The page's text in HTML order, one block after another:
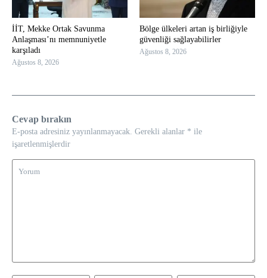
İİT, Mekke Ortak Savunma
Anlaşması’nı memnuniyetle
karşıladı
Ağustos 8, 2026
Bölge ülkeleri artan iş birliğiyle
güvenliği sağlayabilirler
Ağustos 8, 2026
Cevap bırakın
E-posta adresiniz yayınlanmayacak. Gerekli alanlar * ile
işaretlenmişlerdir